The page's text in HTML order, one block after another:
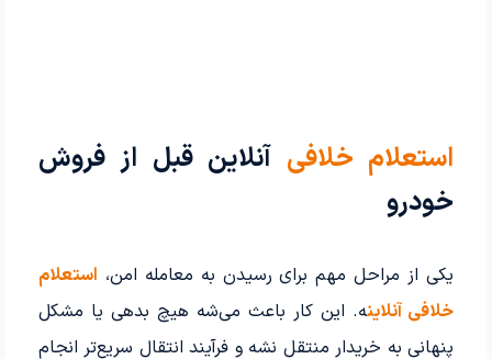
استعلام خلافی آنلاین قبل از فروش
خودرو
یکی از مراحل مهم برای رسیدن به معامله امن، استعلام
خلافی آنلاینه. این کار باعث می‌شه هیچ بدهی یا مشکل
پنهانی به خریدار منتقل نشه و فرآیند انتقال سریع‌تر انجام